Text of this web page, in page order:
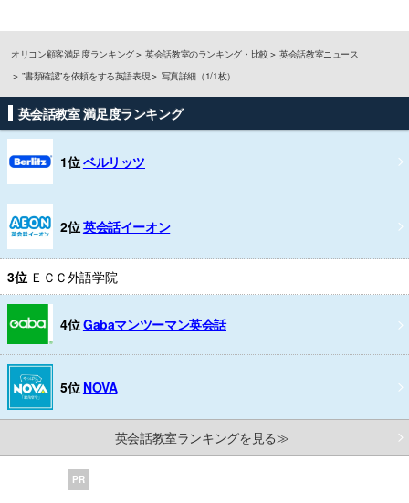
オリコン顧客満足度ランキング 英会話教室のランキング・比較
英会話教室ニュース
”書類確認”を依頼をする英語表現
写真詳細（1/1枚）
英会話教室 満足度ランキング
1位ベルリッツ
2位英会話イーオン
3位 ＥＣＣ外語学院
4位Gabaマンツーマン英会話
5位 NOVA
英会話教室ランキングを見る≫
PR